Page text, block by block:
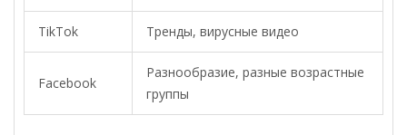
TikTok Тренды, вирусные видео
Facebook
Разнообразие, разные возрастные
группы